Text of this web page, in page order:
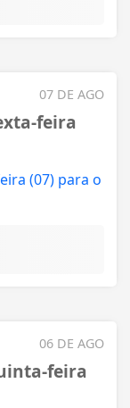
07 DE AGO
feira
06 DE AGO
feira